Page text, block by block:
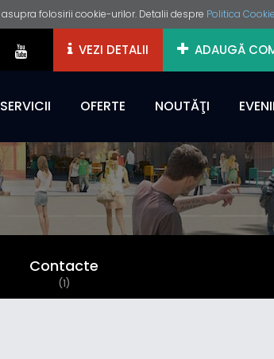
folosirii cookie-urilor. Detalii despre Politica Cookie
VEZI DETALII ADAUGĂ
OFERTE NOUTĂŢI
Contacte
(1)